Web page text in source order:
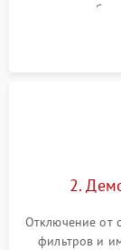
жалоб
2.
Отключение от
фильтров и